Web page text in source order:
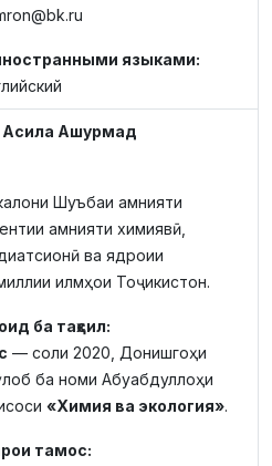
языками:
Асила Ашурмад
Шуъбаи амнияти
амнияти химиявӣ,
ва ядроии
илмҳои Тоҷикистон.
ба таҳсил:
— соли 2020, Донишгоҳи
ба номи Абуабдуллоҳи
«Химия ва экология».
тамос: